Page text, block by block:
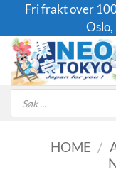
content
Fri frakt over
Products
search
HOME /